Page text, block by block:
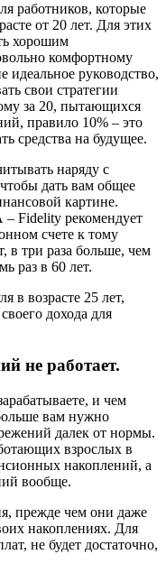
работников, которые
от 20 лет. Для этих
хорошим
комфортному
руководство,
свои стратегии
за 20, пытающихся
правило 10% – это
средства на будущее.
наряду с
дать вам общее
картине.
Fidelity рекомендует
счете к тому
в три раза больше, чем
раз в 60 лет.
в возрасте 25 лет,
дохода для
не работает.
и чем
вам нужно
далек от нормы.
взрослых в
накоплений, а
вообще.
прежде чем они даже
накоплениях. Для
не будет достаточно,